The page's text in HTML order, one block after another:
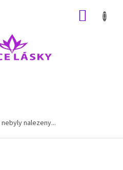
nebyly nalezeny...